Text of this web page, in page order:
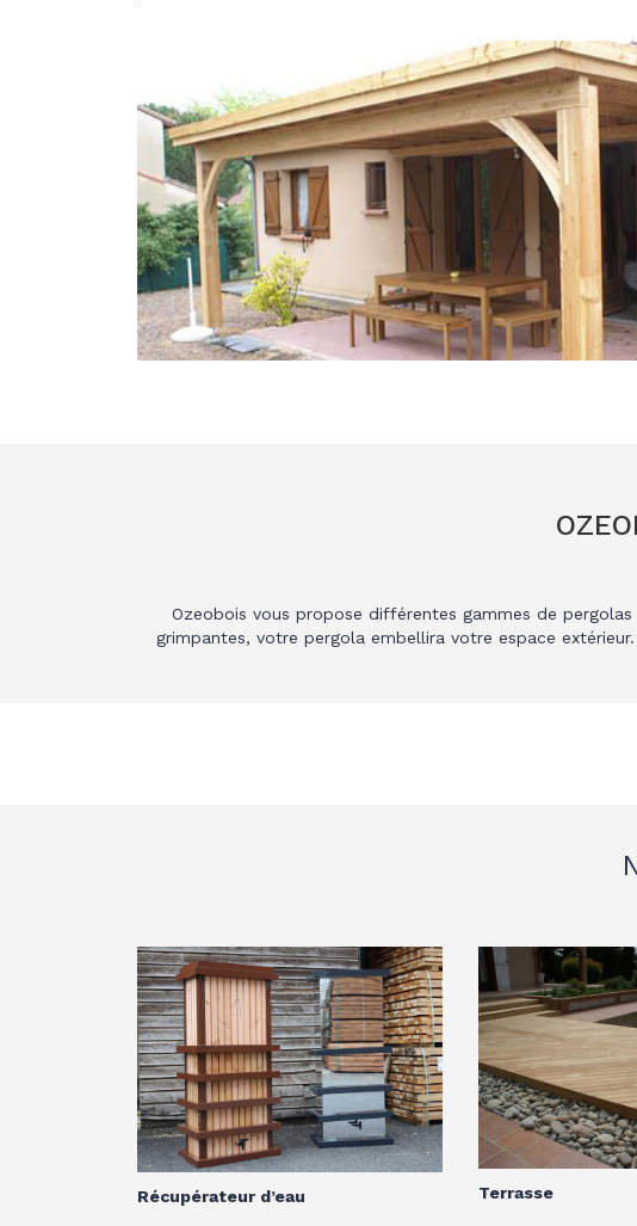
Ozeobois vous propose différentes gammes de
grimpantes, votre pergola embellira votre espace
Récupérateur d’eau Terrasse